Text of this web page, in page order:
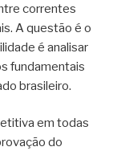
correntes
A questão é o
é analisar
fundamentais
brasileiro.
em todas
do